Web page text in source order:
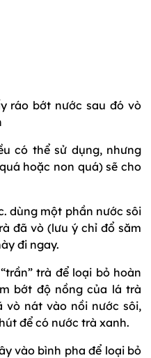
ráo bớt nước sau đó vò
có thể sử dụng, nhưng
hoặc non quá) sẽ cho
dùng một phần nước sôi
đã vò (lưu ý chỉ đổ săm
đi ngay.
trà để loại bỏ hoàn
bớt độ nồng của lá trà
vò nát vào nồi nước sôi,
để có nước trà xanh.
vào bình pha để loại bỏ